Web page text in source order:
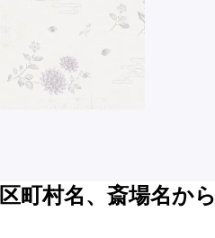
町村名、斎場名から